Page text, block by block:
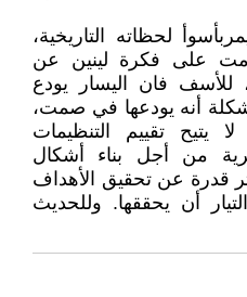
لحظاته التاريخية،
على فكرة لينين عن
للأسف فان اليسار يودع
أنه يودعها في صمت،
يتيح تقييم التنظيمات
من أجل بناء أشكال
قدرة عن تحقيق الأهداف
أن يحققها. وللحديث